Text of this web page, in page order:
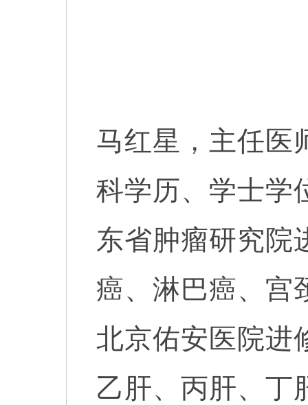
马红星，主任医
科学历、学士学
东省肿瘤研究院
癌、淋巴癌、宫
北京佑安医院进
乙肝、丙肝、丁